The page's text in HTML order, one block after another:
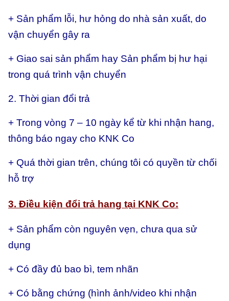
+ Sản phẩm lỗi, hư hỏng do nhà sản xuất, do
vận chuyển gây ra
+ Giao sai sản phẩm hay Sản phẩm bị hư hại
trong quá trình vận chuyển
2. Thời gian đổi trả
+ Trong vòng 7 – 10 ngày kể từ khi nhận hang,
thông báo ngay cho KNK Co
+ Quá thời gian trên, chúng tôi có quyền từ chối
hỗ trợ
3. Điều kiện đổi trả hang tại KNK Co:
+ Sản phẩm còn nguyên vẹn, chưa qua sử
dụng
+ Có đầy đủ bao bì, tem nhãn
+ Có bằng chứng (hình ảnh/video khi nhận